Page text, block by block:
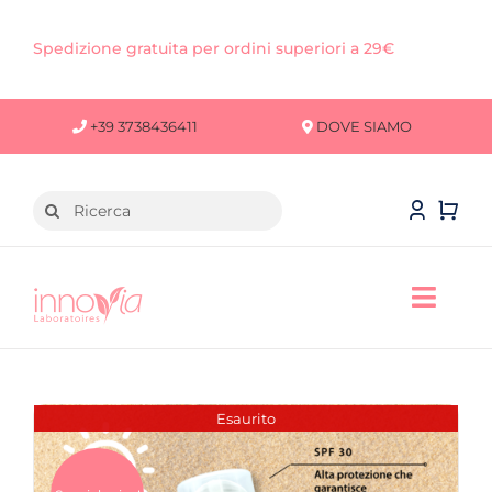
Spedizione gratuita per ordini superiori a 29€
+39 3738436411 DOVE SIAMO
Cerca
CAPELLI
Esaurito